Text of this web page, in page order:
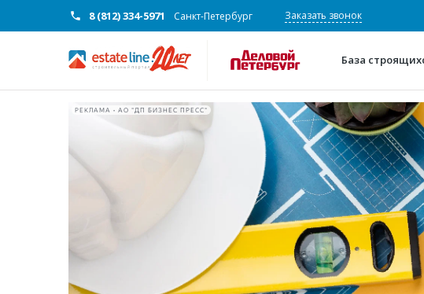
8 (812) 334-5971 Санкт-Петербург Заказать звонок
База
РЕКЛАМА • АО "ДП БИЗНЕС ПРЕСС"